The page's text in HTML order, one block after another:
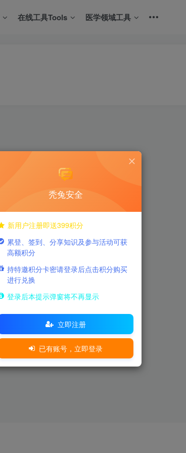
在线工具Tools 医学领域工具
秃兔安全
新用户注册即送399积分
累登、签到、分享知识及参与活动可获
高额积分
持特邀积分卡密请登录后点击积分购买
进行兑换
登录后本提示弹窗将不再显示
立即注册
已有账号，立即登录